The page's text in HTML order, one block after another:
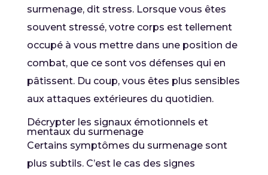
surmenage, dit stress. Lorsque vous êtes
souvent stressé, votre corps est tellement
occupé à vous mettre dans une position de
combat, que ce sont vos défenses qui en
pâtissent. Du coup, vous êtes plus sensibles
aux attaques extérieures du quotidien.
Décrypter les signaux émotionnels et
mentaux du surmenage
Certains symptômes du surmenage sont
plus subtils. C’est le cas des signes